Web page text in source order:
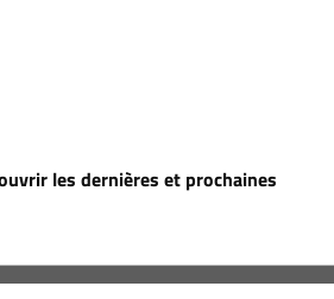
les dernières et prochaines